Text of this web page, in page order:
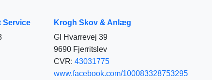
Service
Krogh Skov & Anlæg
Gl Hvarrevej 39
9690 Fjerritslev
CVR: 43031775
www.facebook.com/100083328753295